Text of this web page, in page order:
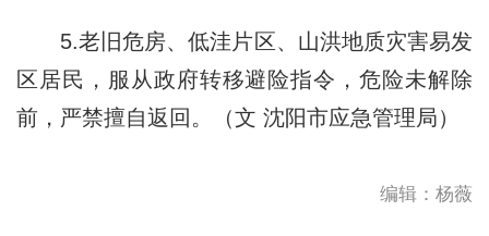
5.老旧危房、低洼片区、山洪地质灾害易发
区居民，服从政府转移避险指令，危险未解除
前，严禁擅自返回。（文 沈阳市应急管理局）
编辑：杨薇